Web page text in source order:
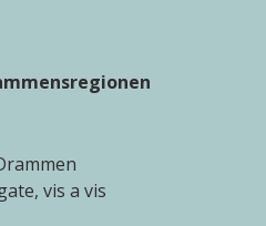
vis a vis